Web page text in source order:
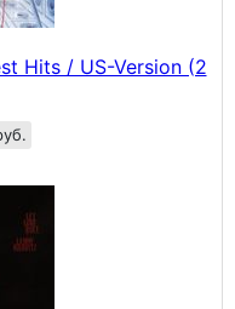
Hits / US-Version (2